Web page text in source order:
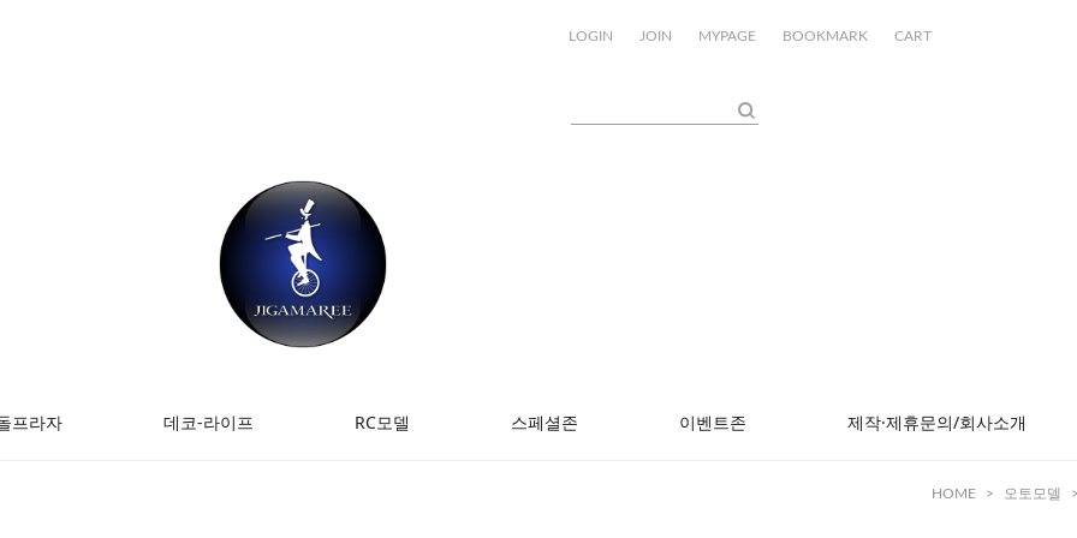
LOGIN JOIN MYPAGE BOOKMARK CART
프라자 데코-라이프 RC모델 스페셜존 이벤트존 제작·제휴문의/회사소개
HOME > 오토모델